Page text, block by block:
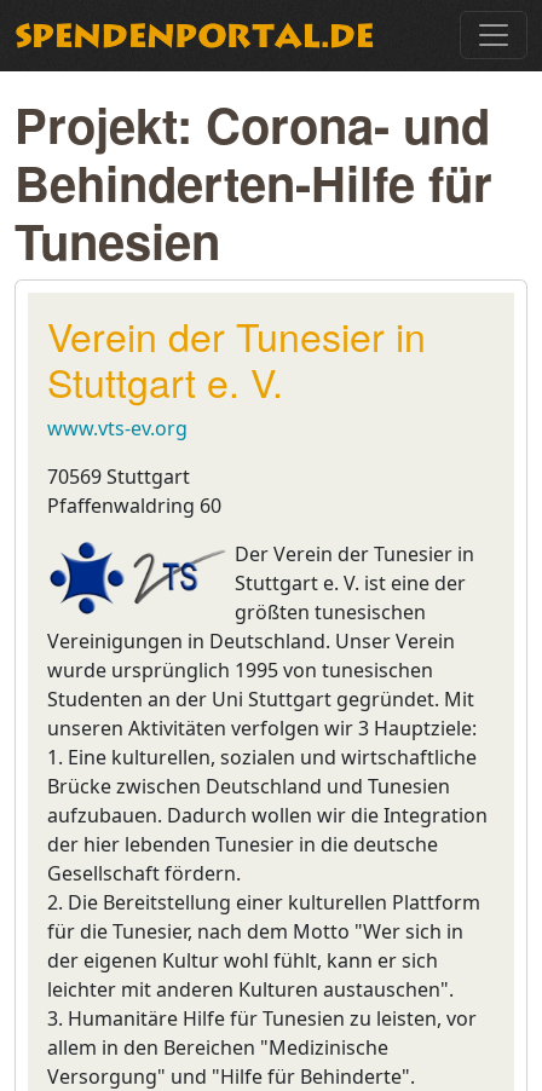
Projekt: Corona- und
Behinderten-Hilfe für
Tunesien
Verein der Tunesier in
Stuttgart e. V.
www.vts-ev.org
70569 Stuttgart
Pfaffenwaldring 60
Der Verein der Tunesier in
Stuttgart e. V. ist eine der
größten tunesischen
Vereinigungen in Deutschland. Unser Verein
wurde ursprünglich 1995 von tunesischen
Studenten an der Uni Stuttgart gegründet. Mit
unseren Aktivitäten verfolgen wir 3 Hauptziele:
1. Eine kulturellen, sozialen und wirtschaftliche
Brücke zwischen Deutschland und Tunesien
aufzubauen. Dadurch wollen wir die Integration
der hier lebenden Tunesier in die deutsche
Gesellschaft fördern.
2. Die Bereitstellung einer kulturellen Plattform
für die Tunesier, nach dem Motto "Wer sich in
der eigenen Kultur wohl fühlt, kann er sich
leichter mit anderen Kulturen austauschen".
3. Humanitäre Hilfe für Tunesien zu leisten, vor
allem in den Bereichen "Medizinische
Versorgung" und "Hilfe für Behinderte".